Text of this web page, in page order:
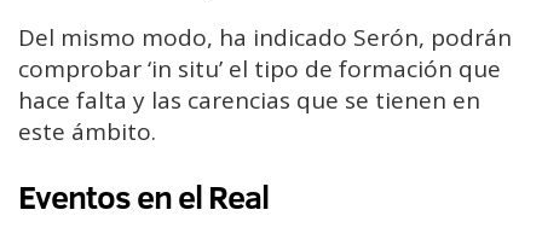
Del mismo modo, ha indicado Serón, podrán
comprobar ‘in situ’ el tipo de formación que
hace falta y las carencias que se tienen en
este ámbito.
Eventos en el Real